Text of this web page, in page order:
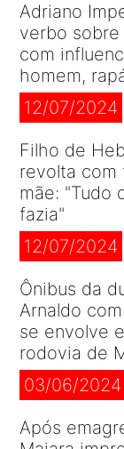
Adriano
verbo
com
homem,
12/07/2024
Filho de
revolta com
mãe: "Tudo
fazia"
12/07/2024
Ônibus da
Arnaldo
se envolve
rodovia de
03/06/2024
Após